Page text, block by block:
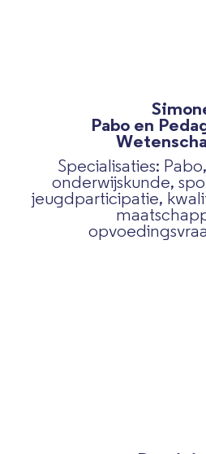
Pabo en
Specialisaties:
onderwijskunde,
jeugdparticipatie,